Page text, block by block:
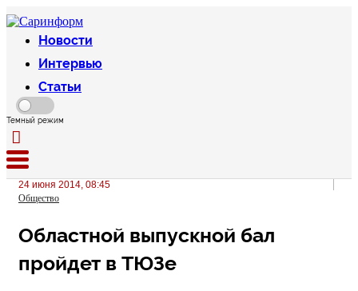
Новости
Интервью
Статьи
Темный режим
24 июня 2014, 08:45
Общество
Областной выпускной бал
пройдет в ТЮЗе